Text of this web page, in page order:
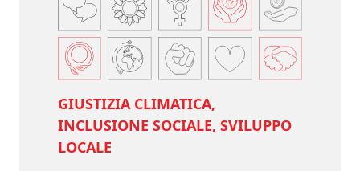
GIUSTIZIA CLIMATICA,
INCLUSIONE SOCIALE, SVILUPPO
LOCALE